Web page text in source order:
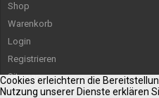
Shop
Warenkorb
Login
Registrieren
Sitemap
Cookies erleichtern die
Nutzung unserer Dienste erklären